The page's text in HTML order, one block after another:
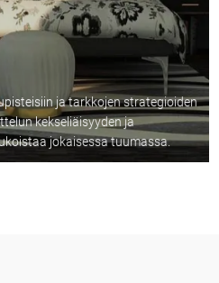
ja tarkkojen strategioiden
kekseliäisyyden ja
jokaisessa tuumassa.